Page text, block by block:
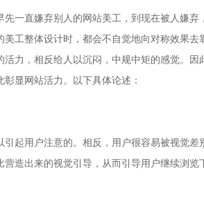
一直嫌弃别人的网站美工，到现在被人嫌
工整体设计时，都会不自觉地向对称效果
力，相反给人以沉闷，中规中矩的感觉。
显网站活力。以下具体论述：
起用户注意的。相反，用户很容易被视觉
造出来的视觉引导，从而引导用户继续浏览